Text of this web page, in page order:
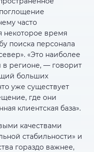
часто
время
поиска персонала
«Это наиболее
в регионе, — говорит
больших
уже существует
где они
клиентская база».
качествами
стабильности» и
гораздо важнее,